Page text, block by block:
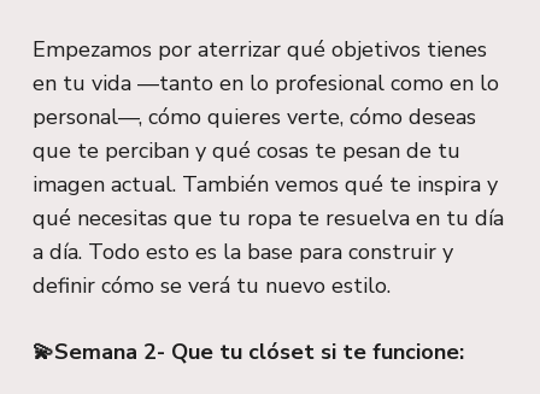
Empezamos por aterrizar qué objetivos tienes
en tu vida —tanto en lo profesional como en lo
personal—, cómo quieres verte, cómo deseas
que te perciban y qué cosas te pesan de tu
imagen actual. También vemos qué te inspira y
qué necesitas que tu ropa te resuelva en tu día
a día. Todo esto es la base para construir y
definir cómo se verá tu nuevo estilo.
💫Semana 2- Que tu clóset si te funcione: